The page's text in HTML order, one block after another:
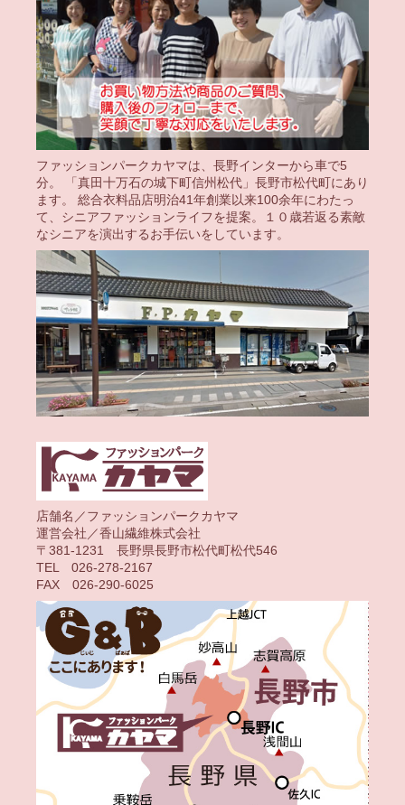
ファッションパークカヤマは、長野インターから車で5
分。 「真田十万石の城下町信州松代」長野市松代町にあり
ます。 総合衣料品店明治41年創業以来100余年にわたっ
て、シニアファッションライフを提案。１０歳若返る素敵
なシニアを演出するお手伝いをしています。
店舗名／ファッションパークカヤマ
運営会社／香山繊維株式会社
〒381-1231 長野県長野市松代町松代546
TEL 026-278-2167
FAX 026-290-6025